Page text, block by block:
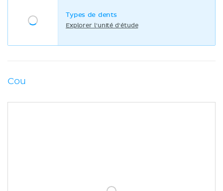
Types de dents
Explorer l'unité d'étude
Cou